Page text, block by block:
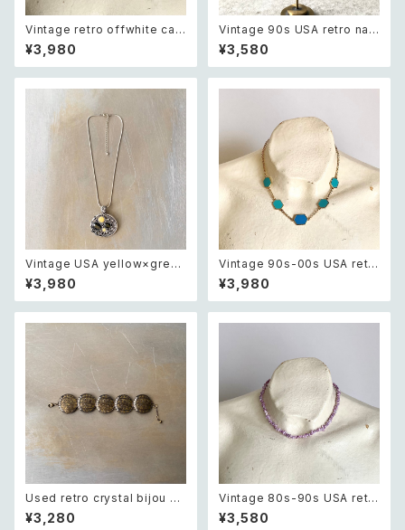
Vintage retro offwhite car
ving beads necklace レトロ
ヴィンテージ アクセサリー オフ
ホワイト カービング ビーズ ネッ
¥3,980
Vintage 90s USA retro nat
ural stone agate×green ja
sper swing design pierce
レトロ アメリカ ヴィンテージ ア
¥3,580
Vintage USA yellow×green
bijou design charm neckla
ce レトロ アメリカ ヴィンテー
ジ アクセサリー イエロー×グリ
¥3,980
Vintage 90s-00s USA retr
o blue bicolor enamel hex
agon design necklace レト
ロ アメリカ ヴィンテージ アクセ
¥3,980
Used retro crystal bijou an
tique design bracelet レト
ロ ユーズド アクセサリー クリス
¥3,280
Vintage 80s-90s USA retr
o purple shell necklace レ
トロ アメリカ ヴィンテージ アク
¥3,580